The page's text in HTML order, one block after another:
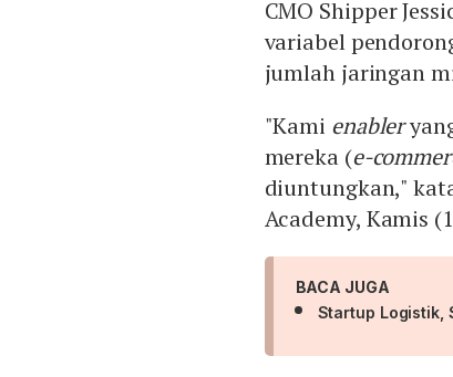
CMO Shipper
variabel
jumlah jaringan
"Kami enabler
mereka (e-
diuntungkan,"
Academy, Kamis
BACA JUGA
Startup Logistik,